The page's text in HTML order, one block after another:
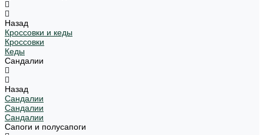
Назад
Кроссовки и кеды
Кроссовки
Кеды
Сандалии
Назад
Сандалии
Сандалии
Сандалии
Сапоги и полусапоги